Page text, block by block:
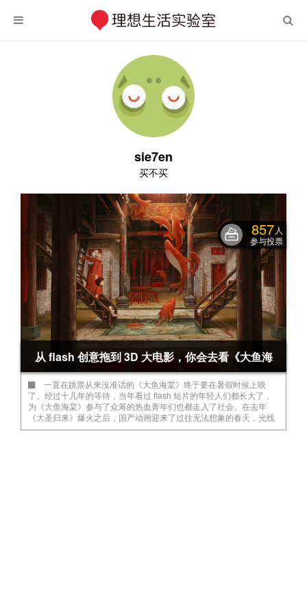
sie7en
买不买
从 flash 创意拖到 3D 大电影，你会去看《大鱼海
棠》吗？
857 人
参与投票
一直在跳票从来没准话的《大鱼海棠》终于要在暑假时候上映
了。经过十几年的等待，当年看过 flash 短片的年轻人们都长大了，
为《大鱼海棠》参与了众筹的热血青年们也都走入了社会。在去年
《大圣归来》爆火之后，国产动画迎来了过往无法想象的春天，光线
传媒的参与和吉田洁的音乐也让《大鱼海棠》的发行配置充满了噱